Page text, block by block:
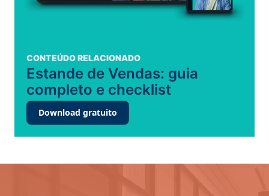
CONTEÚDO RELACIONADO
Estande de Vendas: guia
completo e checklist
Download gratuito